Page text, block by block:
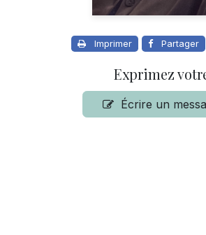
Imprimer Partager
Exprimez
Écrire un